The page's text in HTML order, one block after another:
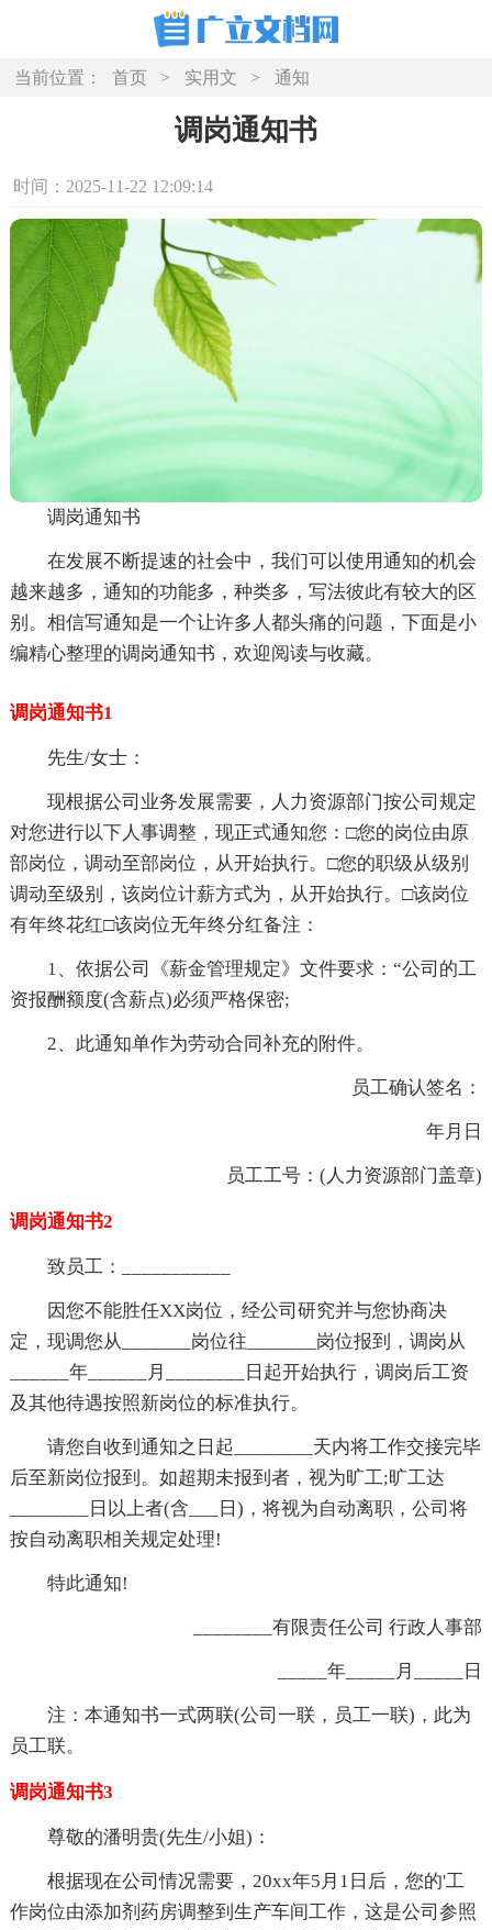
当前位置： 首页 > 实用文 > 通知
调岗通知书
时间：2025-11-22 12:09:14
调岗通知书
在发展不断提速的社会中，我们可以使用通知的机会
越来越多，通知的功能多，种类多，写法彼此有较大的区
别。相信写通知是一个让许多人都头痛的问题，下面是小
编精心整理的调岗通知书，欢迎阅读与收藏。
调岗通知书1
先生/女士：
现根据公司业务发展需要，人力资源部门按公司规定
对您进行以下人事调整，现正式通知您：□您的岗位由原
部岗位，调动至部岗位，从开始执行。□您的职级从级别
调动至级别，该岗位计薪方式为，从开始执行。□该岗位
有年终花红□该岗位无年终分红备注：
1、依据公司《薪金管理规定》文件要求：“公司的工
资报酬额度(含薪点)必须严格保密;
2、此通知单作为劳动合同补充的附件。
员工确认签名：
年月日
员工工号：(人力资源部门盖章)
调岗通知书2
致员工：___________
因您不能胜任XX岗位，经公司研究并与您协商决
定，现调您从_______岗位往_______岗位报到，调岗从
______年______月________日起开始执行，调岗后工资
及其他待遇按照新岗位的标准执行。
请您自收到通知之日起________天内将工作交接完毕
后至新岗位报到。如超期未报到者，视为旷工;旷工达
________日以上者(含___日)，将视为自动离职，公司将
按自动离职相关规定处理!
特此通知!
________有限责任公司 行政人事部
_____年_____月_____日
注：本通知书一式两联(公司一联，员工一联)，此为
员工联。
调岗通知书3
尊敬的潘明贵(先生/小姐)：
根据现在公司情况需要，20xx年5月1日后，您的'工
作岗位由添加剂药房调整到生产车间工作，这是公司参照